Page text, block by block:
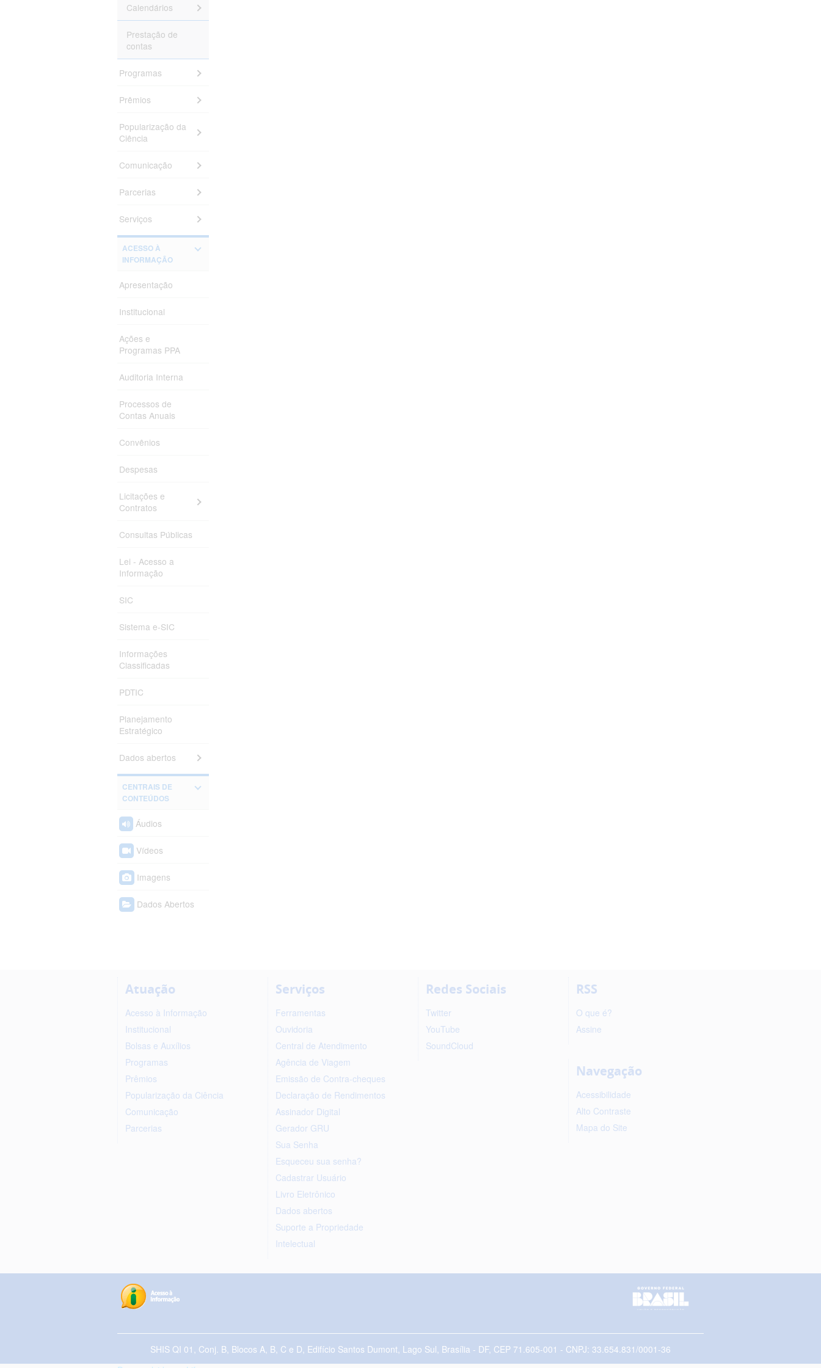
Calendários
Prestação de
contas
Programas
Prêmios
Popularização da
Ciência
Comunicação
Parcerias
Serviços
ACESSO À
INFORMAÇÃO
Apresentação
Institucional
Ações e
Programas PPA
Auditoria Interna
Processos de
Contas Anuais
Convênios
Despesas
Licitações e
Contratos
Consultas Públicas
Lei - Acesso a
Informação
SIC
Sistema e-SIC
Informações
Classificadas
PDTIC
Planejamento
Estratégico
Dados abertos
CENTRAIS DE
CONTEÚDOS
Áudios
Vídeos
Imagens
Dados Abertos
Atuação
Acesso à Informação
Institucional
Bolsas e Auxílios
Programas
Prêmios
Popularização da Ciência
Comunicação
Parcerias
Serviços
Ferramentas
Ouvidoria
Central de Atendimento
Agência de Viagem
Emissão de Contra-cheques
Declaração de Rendimentos
Assinador Digital
Gerador GRU
Sua Senha
Esqueceu sua senha?
Cadastrar Usuário
Livro Eletrônico
Dados abertos
Suporte a Propriedade
Intelectual
Redes Sociais
Twitter
YouTube
SoundCloud
RSS
O que é?
Assine
Navegação
Acessibilidade
Alto Contraste
Mapa do Site
SHIS QI 01, Conj. B, Blocos A, B, C e D, Edifício Santos Dumont, Lago Sul, Brasília - DF, CEP 71.605-001 - CNPJ: 33.654.831/0001-36